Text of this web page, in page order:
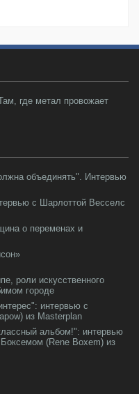
где метал провожает
объединять". Интервью
с Шарлоттой Весселс
о переменах и
роли искусственного
городе
интервью с
из Masterplan
альбом!": интервью
(Rene Boxem) из